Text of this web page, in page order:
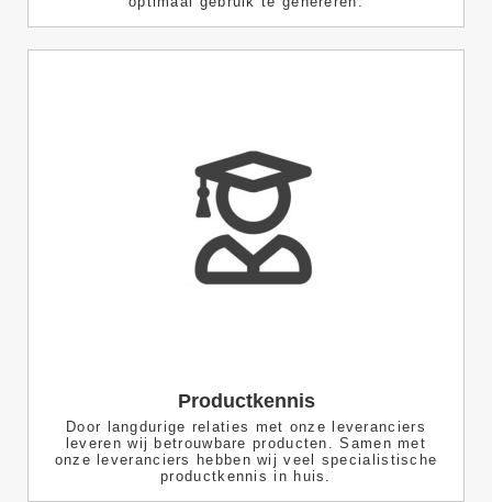
Productkennis
Door langdurige relaties met onze leveranciers
leveren wij betrouwbare producten. Samen met
onze leveranciers hebben wij veel specialistische
productkennis in huis.